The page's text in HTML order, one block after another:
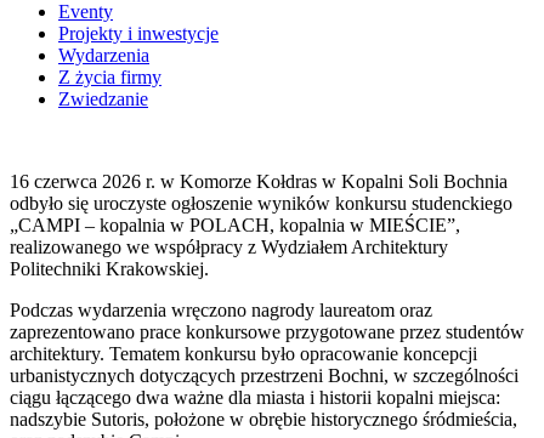
Eventy
Projekty i inwestycje
Wydarzenia
Z życia firmy
Zwiedzanie
16 czerwca 2026 r. w Komorze Kołdras w Kopalni Soli Bochnia
odbyło się uroczyste ogłoszenie wyników konkursu studenckiego
„CAMPI – kopalnia w POLACH, kopalnia w MIEŚCIE”,
realizowanego we współpracy z Wydziałem Architektury
Politechniki Krakowskiej.
Podczas wydarzenia wręczono nagrody laureatom oraz
zaprezentowano prace konkursowe przygotowane przez studentów
architektury. Tematem konkursu było opracowanie koncepcji
urbanistycznych dotyczących przestrzeni Bochni, w szczególności
ciągu łączącego dwa ważne dla miasta i historii kopalni miejsca:
nadszybie Sutoris, położone w obrębie historycznego śródmieścia,